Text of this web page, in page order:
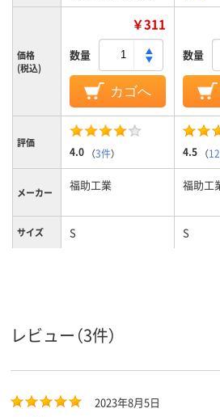
価格
(税込)
￥311
数量
カゴへ
数量
評価
4.0 （3件） 4.5 （
メーカー 福助工業 福助工
サイズ S S
レジ袋有
料化
対象外
エンボス
エンボス加工有り
レビュー（3件）
2023年8月5日